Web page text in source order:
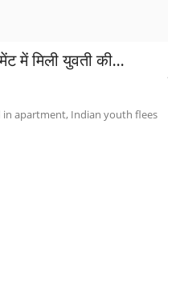
में मिली युवती की...
apartment, Indian youth flees